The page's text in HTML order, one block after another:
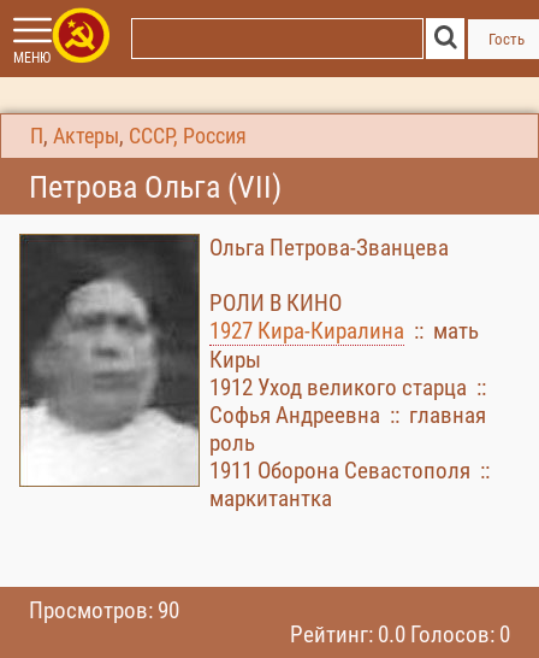
МЕНЮ
Гость
П , Актеры, СССР, Россия
Петрова Ольга (VII)
Ольга Петрова-Званцева
РОЛИ В КИНО
1927 Кира-Киралина :: мать
Киры
1912 Уход великого старца ::
Софья Андреевна :: главная
роль
1911 Оборона Севастополя ::
маркитантка
Просмотров: 90
Рейтинг: 0.0 Голосов: 0